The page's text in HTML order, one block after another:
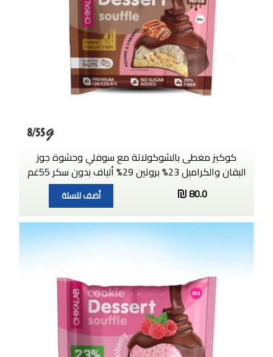
كوكيز مغطى بالشوكولاتة مع سوفلي وحشوة جوز
البقان والكراميل 23% بروتين 29% ألياف بدون سكر 55غم
80.0
أضف للسلة